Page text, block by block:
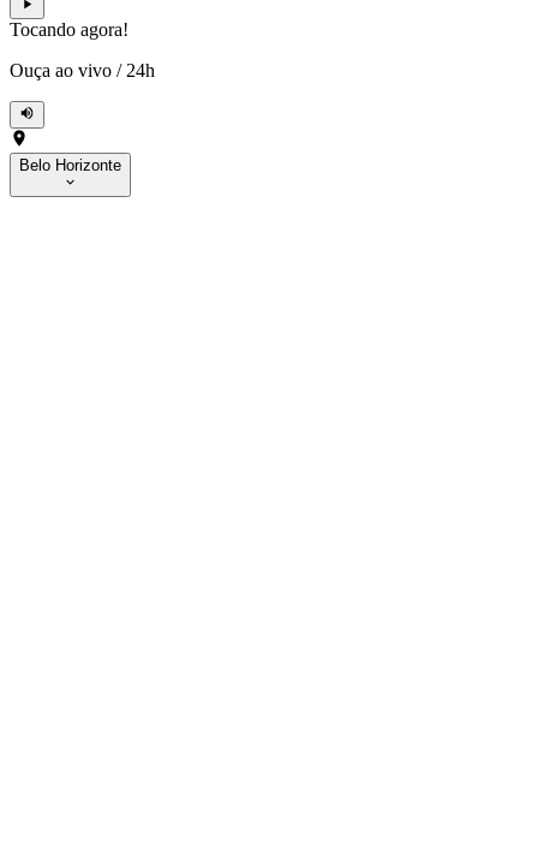
Tocando agora!
Ouça ao vivo / 24h
Belo Horizonte